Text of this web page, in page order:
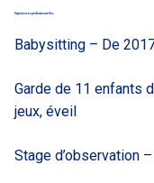
Expériences professionnelles
Babysitting – De
Garde de 11 enfants
jeux, éveil
Stage d’observation